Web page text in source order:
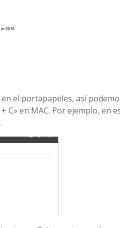
el portapapeles, así
C» en MAC. Por ejemplo, en